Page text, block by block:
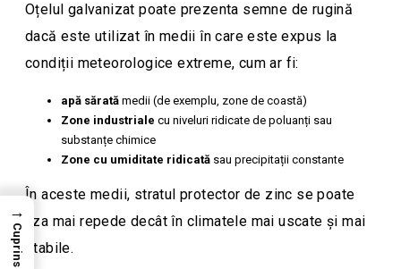
Oțelul galvanizat poate prezenta semne de rugină
dacă este utilizat în medii în care este expus la
condiții meteorologice extreme, cum ar fi:
apă sărată medii (de exemplu, zone de coastă)
Zone industriale cu niveluri ridicate de poluanți sau
substanțe chimice
Zone cu umiditate ridicată sau precipitații constante
În aceste medii, stratul protector de zinc se poate
uza mai repede decât în ​​climatele mai uscate și mai
stabile.
→
Cuprins